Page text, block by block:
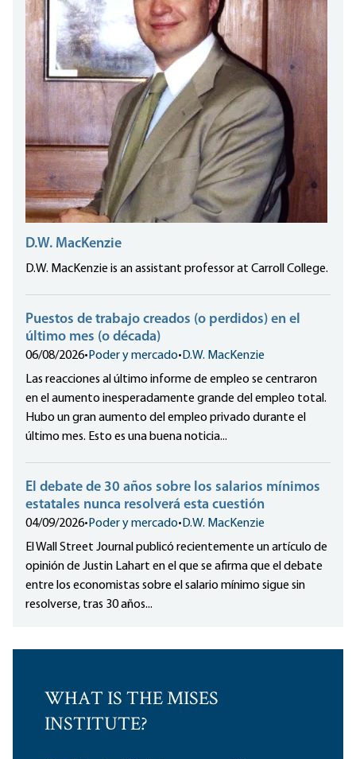
D.W. MacKenzie
D.W. MacKenzie is an assistant professor at Carroll College.
Puestos de trabajo creados (o perdidos) en el
último mes (o década)
06/08/2026•Poder y mercado•D.W. MacKenzie
Las reacciones al último informe de empleo se centraron
en el aumento inesperadamente grande del empleo total.
Hubo un gran aumento del empleo privado durante el
último mes. Esto es una buena noticia...
El debate de 30 años sobre los salarios mínimos
estatales nunca resolverá esta cuestión
04/09/2026•Poder y mercado•D.W. MacKenzie
El Wall Street Journal publicó recientemente un artículo de
opinión de Justin Lahart en el que se afirma que el debate
entre los economistas sobre el salario mínimo sigue sin
resolverse, tras 30 años...
WHAT IS THE MISES
INSTITUTE?